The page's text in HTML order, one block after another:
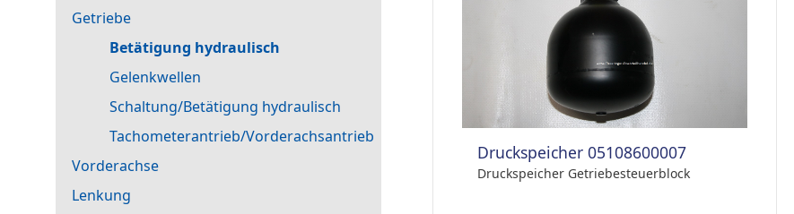
Getriebe
Betätigung hydraulisch
Gelenkwellen
Schaltung/Betätigung hydraulisch
Tachometerantrieb/Vorderachsantrieb
Vorderachse
Lenkung
Druckspeicher 05108600007
Druckspeicher Getriebesteuerblock